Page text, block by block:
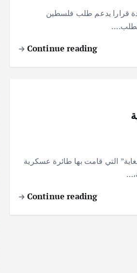
للأمم المتحدة قرارا يدعم طلب فلسطين
Continue reading
التي قامت بها طائرة عسكرية
Continue reading